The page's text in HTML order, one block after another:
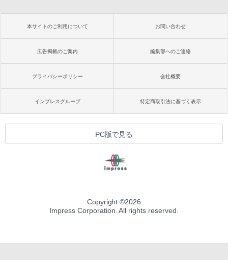
本サイトのご利用について お問い合わせ
広告掲載のご案内 編集部へのご連絡
プライバシーポリシー 会社概要
インプレスグループ 特定商取引法に基づく表示
PC版で見る
Copyright ©2026
Impress Corporation. All rights reserved.